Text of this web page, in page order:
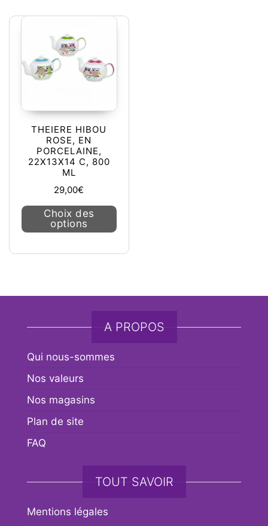
THEIERE HIBOU
ROSE, EN
PORCELAINE,
22X13X14 C, 800
ML
29,00€
Choix des
options
Ce produit a plusieurs variations.
A PROPOS
Qui nous-sommes
Nos valeurs
Nos magasins
Plan de site
FAQ
TOUT SAVOIR
Mentions légales